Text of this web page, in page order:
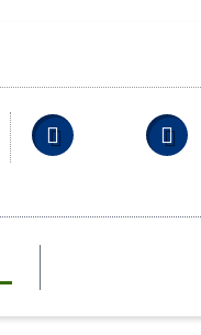
Facebook